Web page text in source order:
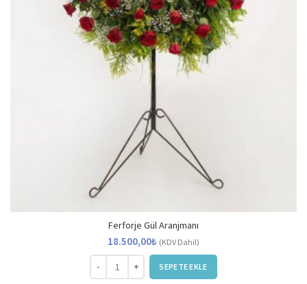
Ferforje Gül Aranjmanı
18.500,00₺ (KDV Dahil)
Ferforje Gül Aranjmanı adet
SEPETE EKLE